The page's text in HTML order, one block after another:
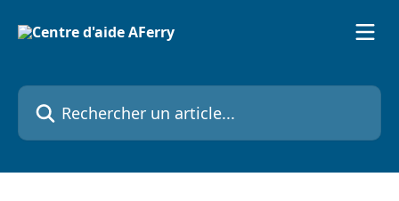
Rechercher un article...